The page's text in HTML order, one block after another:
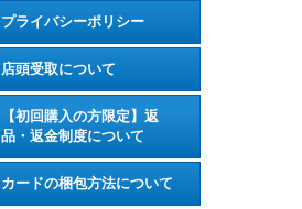
プライバシーポリシー
店頭受取について
【初回購入の方限定】返
品・返金制度について
カードの梱包方法について